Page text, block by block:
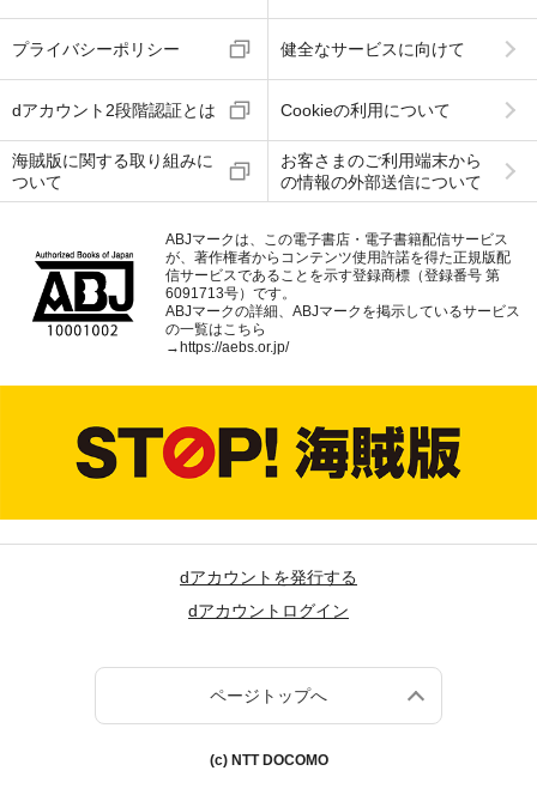
プライバシーポリシー 健全なサービスに向けて
dアカウント2段階認証とは Cookieの利用について
海賊版に関する取り組みに
ついて
お客さまのご利用端末から
の情報の外部送信について
ABJマークは、この電子書店・電子書籍配信サービス
が、著作権者からコンテンツ使用許諾を得た正規版配
信サービスであることを示す登録商標（登録番号 第
6091713号）です。
ABJマークの詳細、ABJマークを掲示しているサービス
の一覧はこちら
→ https://aebs.or.jp/
dアカウントを発行する
dアカウントログイン
ページトップへ
(c) NTT DOCOMO